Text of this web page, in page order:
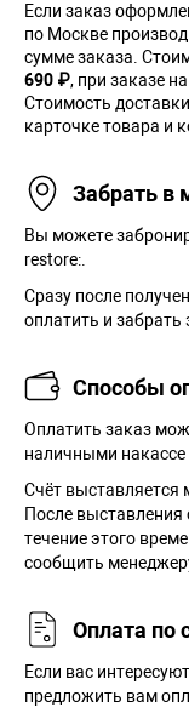
Если заказ
по Москве
сумме заказа.
690 ₽, при заказе
Стоимость
карточке товара и
Забрать в
Вы можете
restore:.
Сразу после
оплатить и
Способы
Оплатить заказ
наличными накассе
Cчёт выставляется
После выставления
течение этого
сообщить
Оплата по
Если вас
предложить вам